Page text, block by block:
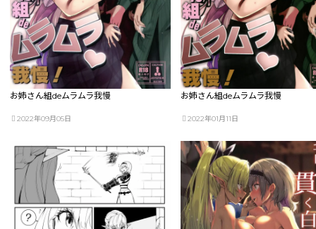
お姉さん組deムラムラ我慢
2022年09月05日
お姉さん組deムラムラ我慢
2022年01月11日